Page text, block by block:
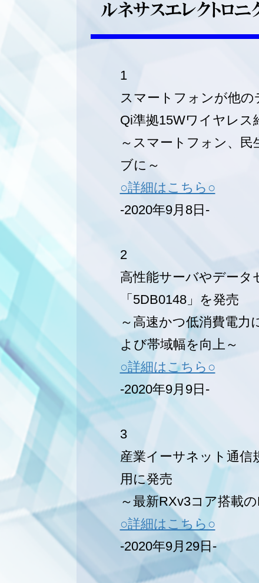
ルネサスエレクトロ
1
スマートフォンが他
Qi準拠15Wワイヤレス
～スマートフォン、
ブに～
○詳細はこちら○
-2020年9月8日-
2
高性能サーバやデータ
「5DB0148」を発売
～高速かつ低消費電
よび帯域幅を向上～
○詳細はこちら○
-2020年9月9日-
3
産業イーサネット通信
用に発売
～最新RXv3コア搭載
○詳細はこちら○
-2020年9月29日-